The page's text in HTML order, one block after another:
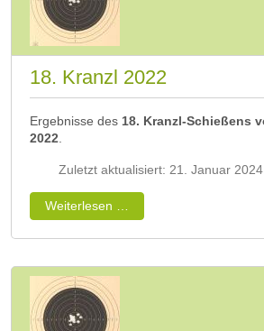
18. Kranzl 2022
Ergebnisse des 18. Kranzl-Schießens
2022
Zuletzt aktualisiert: 21. Januar 2024
Weiterlesen …